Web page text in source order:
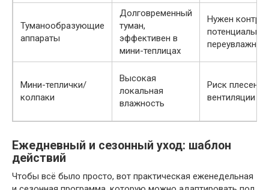
Туманообразующие
аппараты
Долговременный
туман,
эффективен в
мини-теплицах
Нужен
Мини-теплички/
колпаки
Высокая
локальная
влажность
Риск плесени
вентиляции
Ежедневный и сезонный уход: шаблон
действий
Чтобы всё было просто, вот практическая еженедельная